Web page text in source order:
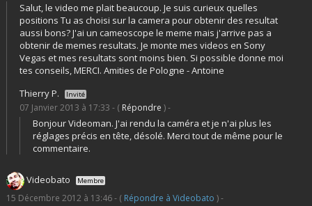
Salut, le video me plait beaucoup. Je suis curieux quelles
positions Tu as choisi sur la camera pour obtenir des resultat
aussi bons? J'ai un cameoscope le meme mais j'arrive pas a
obtenir de memes resultats. Je monte mes videos en Sony
Vegas et mes resultats sont moins bien. Si possible donne moi
tes conseils, MERCI. Amities de Pologne - Antoine
Thierry P.
Invité
07 Janvier 2013 à 17:33 - ( Répondre ) -
Bonjour Videoman. J'ai rendu la caméra et je n'ai plus les
réglages précis en tête, désolé. Merci tout de même pour le
commentaire.
Videobato Membre
15 Décembre 2012 à 13:46 - ( Répondre à Videobato ) -